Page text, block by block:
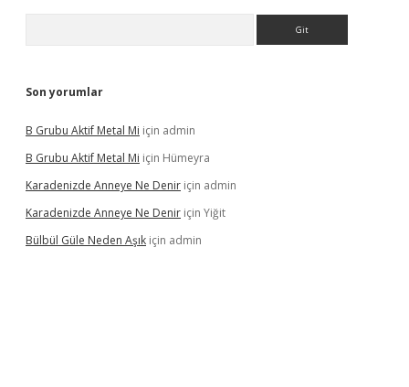
Son yorumlar
B Grubu Aktif Metal Mi için admin
B Grubu Aktif Metal Mi için Hümeyra
Karadenizde Anneye Ne Denir için admin
Karadenizde Anneye Ne Denir için Yiğit
Bülbül Güle Neden Aşık için admin